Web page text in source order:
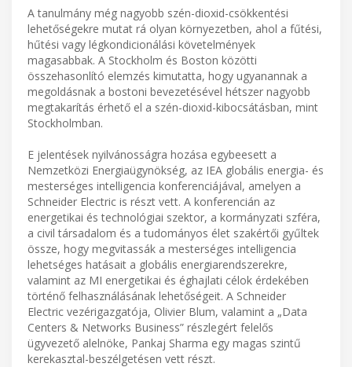
A tanulmány még nagyobb szén-dioxid-csökkentési
lehetőségekre mutat rá olyan környezetben, ahol a fűtési,
hűtési vagy légkondicionálási követelmények
magasabbak. A Stockholm és Boston közötti
összehasonlító elemzés kimutatta, hogy ugyanannak a
megoldásnak a bostoni bevezetésével hétszer nagyobb
megtakarítás érhető el a szén-dioxid-kibocsátásban, mint
Stockholmban.
E jelentések nyilvánosságra hozása egybeesett a
Nemzetközi Energiaügynökség, az IEA globális energia- és
mesterséges intelligencia konferenciájával, amelyen a
Schneider Electric is részt vett. A konferencián az
energetikai és technológiai szektor, a kormányzati szféra,
a civil társadalom és a tudományos élet szakértői gyűltek
össze, hogy megvitassák a mesterséges intelligencia
lehetséges hatásait a globális energiarendszerekre,
valamint az MI energetikai és éghajlati célok érdekében
történő felhasználásának lehetőségeit. A Schneider
Electric vezérigazgatója, Olivier Blum, valamint a „Data
Centers & Networks Business” részlegért felelős
ügyvezető alelnöke, Pankaj Sharma egy magas szintű
kerekasztal-beszélgetésen vett részt.